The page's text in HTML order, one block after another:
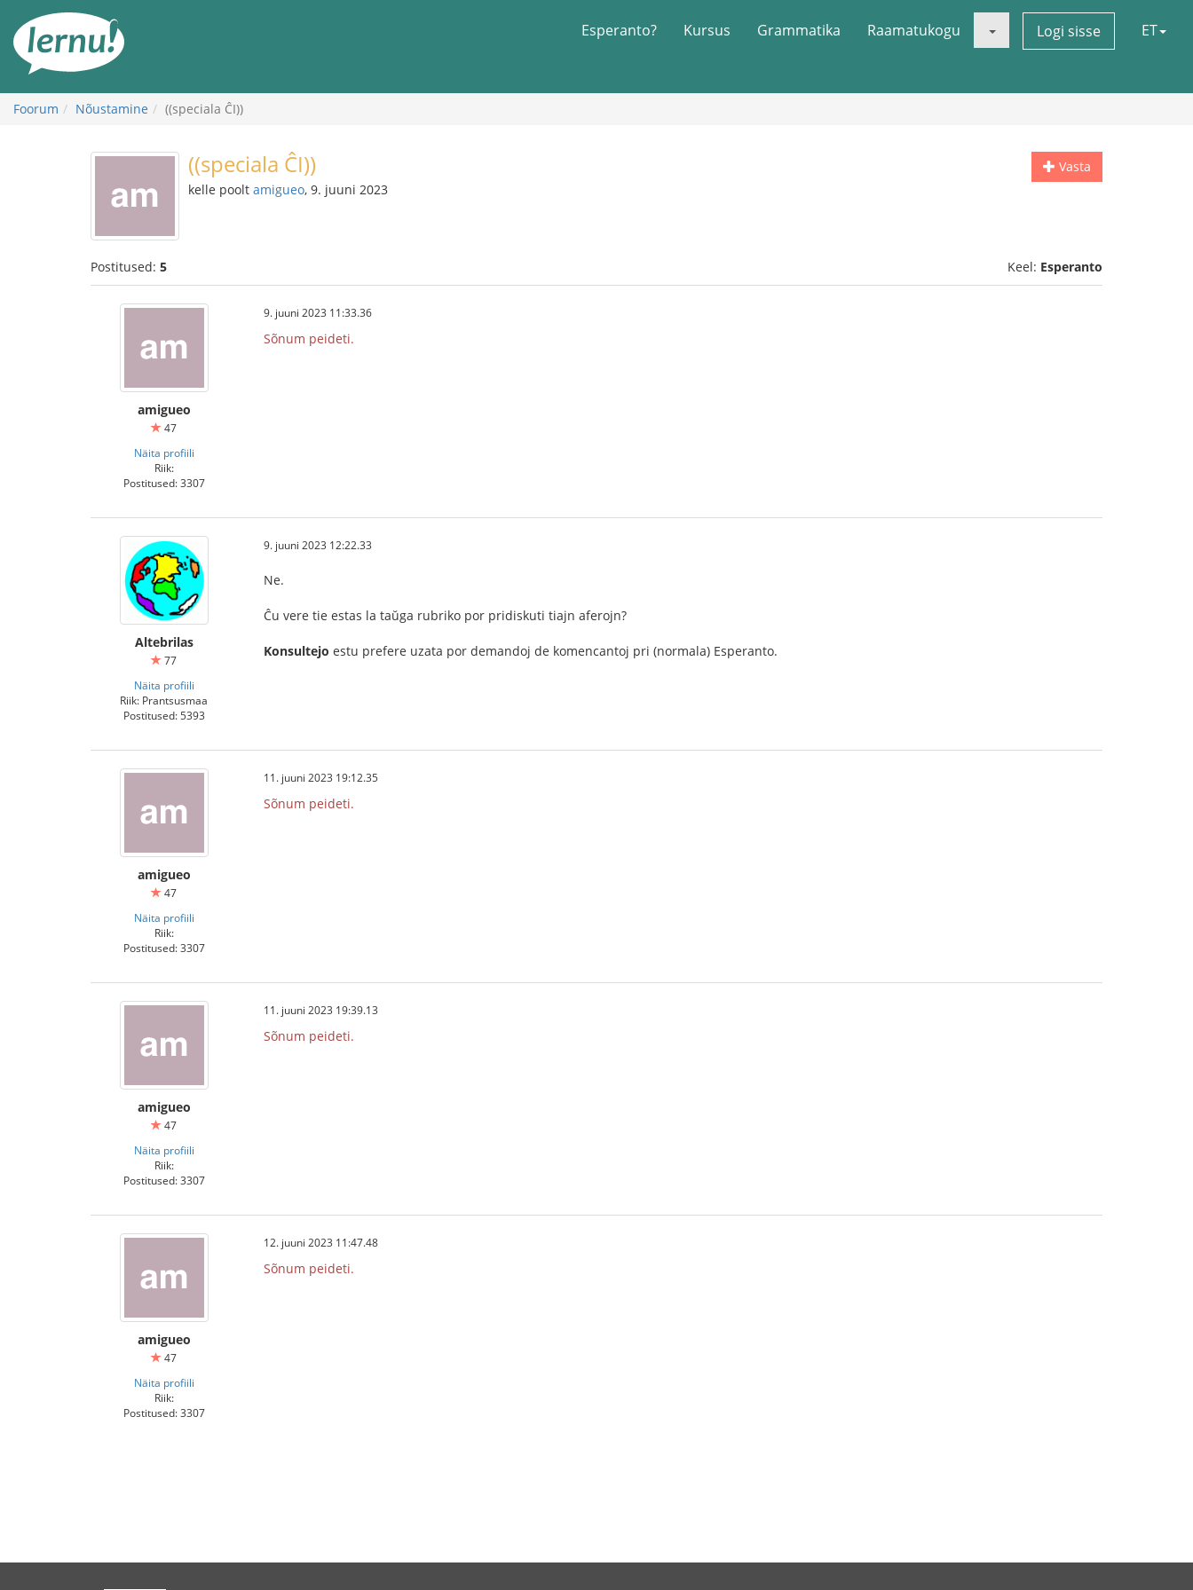
juurde
Esperanto? Kursus Grammatika Raamatukogu Logi sisse ET
Foorum Nõustamine ((speciala ĈI))
Vasta
((speciala ĈI))
kelle poolt amigueo, 9. juuni 2023
Postitused: 5 Keel: Esperanto
amigueo
47
Näita profiili
Riik:
Postitused: 3307
9. juuni 2023 11:33.36
Sõnum peideti.
Altebrilas
77
Näita profiili
Riik: Prantsusmaa
Postitused: 5393
9. juuni 2023 12:22.33
Ne.
Ĉu vere tie estas la taŭga rubriko por pridiskuti tiajn aferojn?
Konsultejo estu prefere uzata por demandoj de komencantoj pri (normala) Esperanto.
amigueo
47
Näita profiili
Riik:
Postitused: 3307
11. juuni 2023 19:12.35
Sõnum peideti.
amigueo
47
Näita profiili
Riik:
Postitused: 3307
11. juuni 2023 19:39.13
Sõnum peideti.
amigueo
47
Näita profiili
Riik:
Postitused: 3307
12. juuni 2023 11:47.48
Sõnum peideti.